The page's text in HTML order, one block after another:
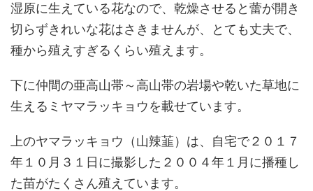
湿原に生えている花なので、乾燥させると蕾が開き
切らずきれいな花はさきませんが、とても丈夫で、
種から殖えすぎるくらい殖えます。
下に仲間の亜高山帯～高山帯の岩場や乾いた草地に
生えるミヤマラッキョウを載せています。
上のヤマラッキョウ（山辣韮）は、自宅で２０１７
年１０月３１日に撮影した２００４年１月に播種し
た苗がたくさん殖えています。